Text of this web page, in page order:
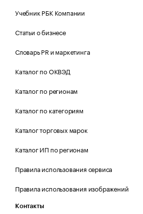
Учебник РБК Компании
Статьи о бизнесе
Словарь PR и маркетинга
Каталог по ОКВЭД
Каталог по регионам
Каталог по категориям
Каталог торговых марок
Каталог ИП по регионам
Правила использования сервиса
Правила использования изображений
Контакты